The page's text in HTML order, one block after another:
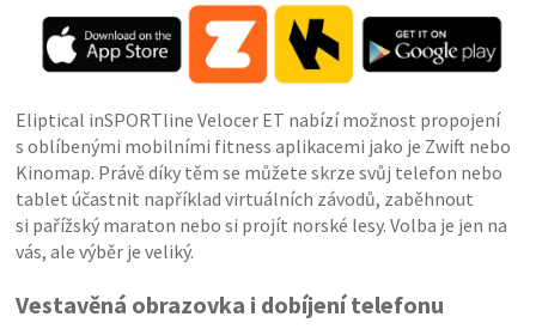
Eliptical inSPORTline Velocer ET nabízí možnost propojení
s oblíbenými mobilními fitness aplikacemi jako je Zwift nebo
Kinomap. Právě díky těm se můžete skrze svůj telefon nebo
tablet účastnit například virtuálních závodů, zaběhnout
si pařížský maraton nebo si projít norské lesy. Volba je jen na
vás, ale výběr je veliký.
Vestavěná obrazovka i dobíjení telefonu